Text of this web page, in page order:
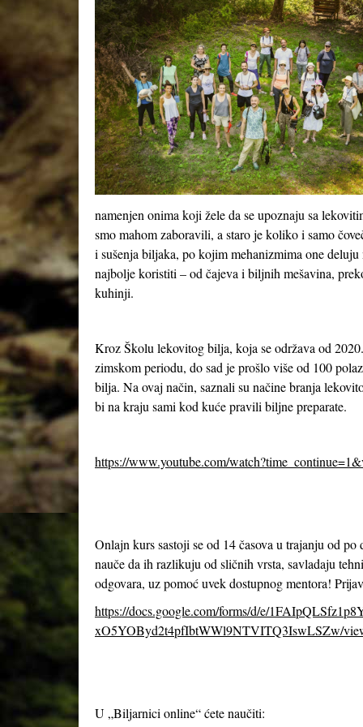
namenjen onima koji žele da se upoznaju sa
smo mahom zaboravili, a staro je koliko i samo
i sušenja biljaka, po kojim mehanizmima one
najbolje koristiti – od čajeva i biljnih mešavina,
kuhinji.
Kroz Školu lekovitog bilja, koja se održava od
zimskom periodu, do sad je prošlo više od 100
bilja. Na ovaj način, saznali su načine branja
bi na kraju sami kod kuće pravili biljne preparate.
https://www.youtube.com/
Onlajn kurs sastoji se od 14 časova u trajanju od
nauče da ih razlikuju od sličnih vrsta, savladaju
odgovara, uz pomoć uvek dostupnog mentora!
https://docs.google.com/forms/d/e/
xO5YOByd2t4pfIbtWWl9NTVITQ3IswLSZw/
U „Biljarnici online“ ćete naučiti: